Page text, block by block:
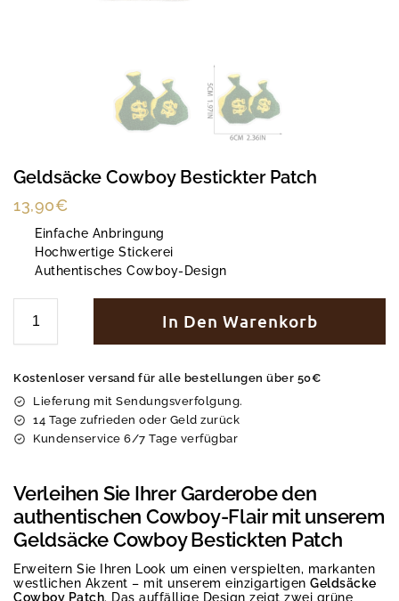
Geldsäcke Cowboy Bestickter Patch
13,90€
Einfache Anbringung
Hochwertige Stickerei
Authentisches Cowboy-Design
In Den Warenkorb
Kostenloser versand für alle bestellungen über 50€
Lieferung mit Sendungsverfolgung.
14 Tage zufrieden oder Geld zurück
Kundenservice 6/7 Tage verfügbar
Verleihen Sie Ihrer Garderobe den
authentischen Cowboy-Flair mit unserem
Geldsäcke Cowboy Bestickten Patch
Erweitern Sie Ihren Look um einen verspielten, markanten
westlichen Akzent – mit unserem einzigartigen Geldsäcke
Cowboy Patch. Das auffällige Design zeigt zwei grüne